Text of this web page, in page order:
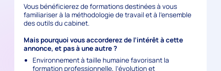
Vous bénéficierez de formations destinées à vous
familiariser à la méthodologie de travail et à l’ensemble
des outils du cabinet.
Mais pourquoi vous accorderez de l’intérêt à cette
annonce, et pas à une autre ?
Environnement à taille humaine favorisant la
formation professionnelle, l’évolution et